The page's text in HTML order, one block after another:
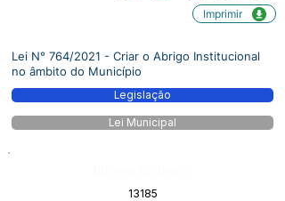
Imprimir
Lei N° 764/2021 - Criar o Abrigo Institucional
no âmbito do Município
Legislação
Lei Municipal
13185